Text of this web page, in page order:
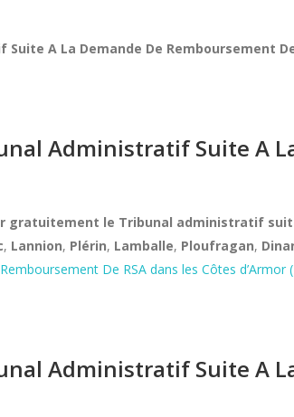
A La Demande De Remboursement
Administratif Suite A
gratuitement le Tribunal administratif
, Lannion, Plérin, Lamballe, Ploufragan,
De RSA dans les Côtes d’Armor
Administratif Suite A